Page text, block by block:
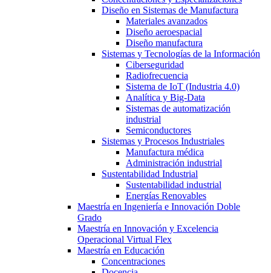
Diseño en Sistemas de Manufactura
Materiales avanzados
Diseño aeroespacial
Diseño manufactura
Sistemas y Tecnologías de la Información
Ciberseguridad
Radiofrecuencia
Sistema de IoT (Industria 4.0)
Analítica y Big-Data
Sistemas de automatización
industrial
Semiconductores
Sistemas y Procesos Industriales
Manufactura médica
Administración industrial
Sustentabilidad Industrial
Sustentabilidad industrial
Energías Renovables
Maestría en Ingeniería e Innovación Doble
Grado
Maestría en Innovación y Excelencia
Operacional Virtual Flex
Maestría en Educación
Concentraciones